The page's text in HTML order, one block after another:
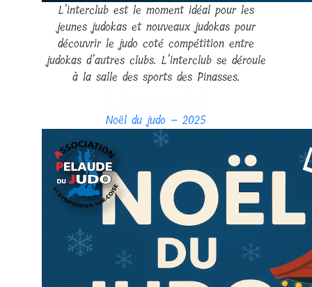
L’interclub est le moment idéal pour les
jeunes judokas et nouveaux judokas pour
découvrir le judo coté compétition entre
judokas d’autres clubs. L’interclub se déroule
à la salle des sports des Pinasses.
Noël du judo – 2025